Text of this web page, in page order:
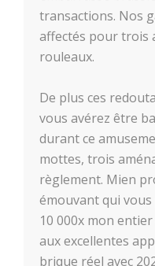
transactions. Nos
affectés pour trois
rouleaux.
De plus ces
vous avérez être
durant ce
mottes, trois
règlement. Mien
émouvant qui
10 000x mon entier
aux excellentes
brique réel avec